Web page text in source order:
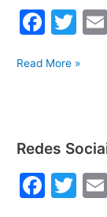
F
c
o
o
k
T
itt
Assistência
Read More »
Redes
F
T